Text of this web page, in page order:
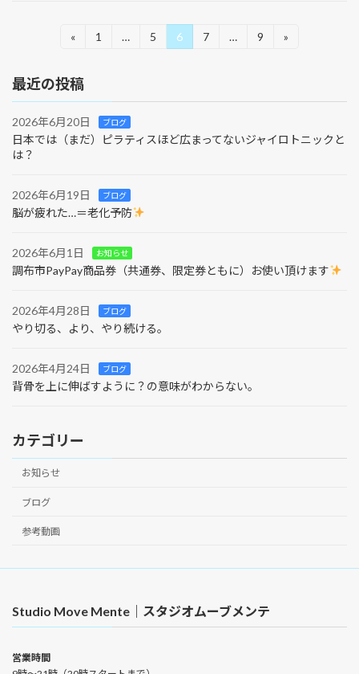
ナ
ビ
ゲ
シ
ン
«
固
ジ
1 …
固
ジ
5
固
定
ジ
6
固
ジ
7 …
固
ジ
9 »
最近の投稿
2026年6月20日 ブログ
日本では（まだ）ピラティスほど広まってないジャイロトニックと
は？
2026年6月19日 ブログ
脳が疲れた…＝老化予防
2026年6月1日 お知らせ
調布市PayPay商品券（共通券、限定券ともに）お使い頂けます
2026年4月28日 ブログ
やり切る、より、やり続ける。
2026年4月24日 ブログ
背骨を上に伸ばすように？の意味がわからない。
カテゴリー
お知らせ
ブログ
参考動画
Studio Move Mente｜スタジオムーブメンテ
営業時間